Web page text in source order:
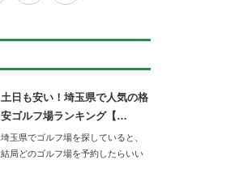
土日も安い！埼玉県で人気の格
安ゴルフ場ランキング【…
埼玉県でゴルフ場を探していると、
結局どのゴルフ場を予約したらいい